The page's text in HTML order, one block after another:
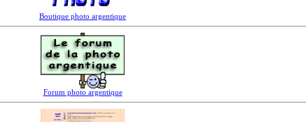
Boutique photo argentique
Forum photo argentique